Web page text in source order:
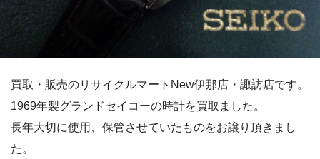
買取・販売のリサイクルマートNew伊那店・諏訪店です。
1969年製グランドセイコーの時計を買取ました。
長年大切に使用、保管させていたものをお譲り頂きまし
た。